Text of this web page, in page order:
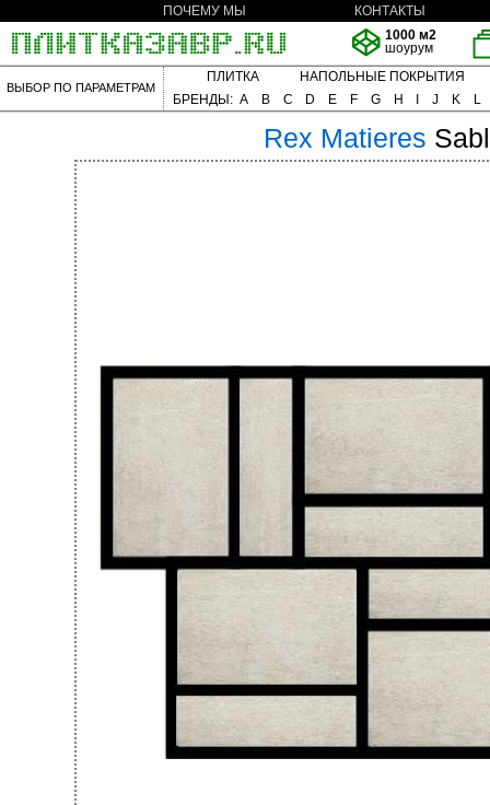
ПОЧЕМУ МЫ
КОНТАКТЫ
1000 м2
шоурум
ВЫБОР ПО ПАРАМЕТРАМ
ПЛИТКА
НАПОЛЬНЫЕ ПОКРЫТИЯ
БРЕНДЫ: A B C D E F G H J K L
Rex Matieres